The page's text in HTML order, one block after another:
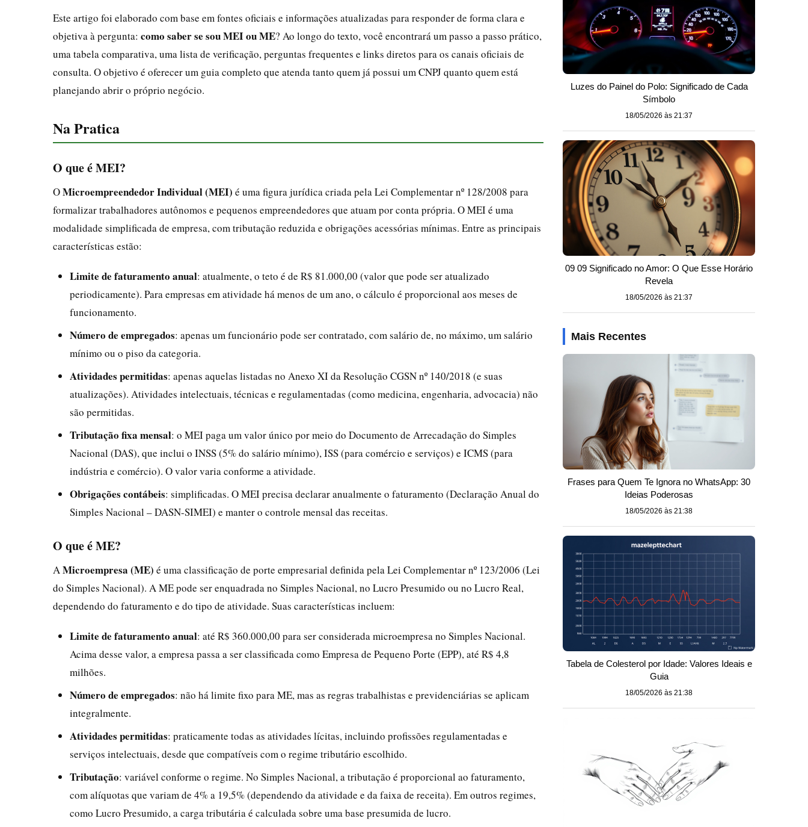
Este artigo foi elaborado com base em fontes oficiais e informações atualizadas para responder de forma clara e
objetiva à pergunta: como saber se sou MEI ou ME? Ao longo do texto, você encontrará um passo a passo prático,
uma tabela comparativa, uma lista de verificação, perguntas frequentes e links diretos para os canais oficiais de
consulta. O objetivo é oferecer um guia completo que atenda tanto quem já possui um CNPJ quanto quem está
planejando abrir o próprio negócio.
Na Pratica
O que é MEI?
OMicroempreendedor Individual (MEI) é uma figura jurídica criada pela Lei Complementar nº 128/2008 para
formalizar trabalhadores autônomos e pequenos empreendedores que atuam por conta própria. O MEI é uma
modalidade simplificada de empresa, com tributação reduzida e obrigações acessórias mínimas. Entre as principais
características estão:
Limite de faturamento anual: atualmente, o teto é de R$ 81.000,00 (valor que pode ser atualizado
periodicamente). Para empresas em atividade há menos de um ano, o cálculo é proporcional aos meses de
funcionamento.
Número de empregados: apenas um funcionário pode ser contratado, com salário de, no máximo, um salário
mínimo ou o piso da categoria.
Atividades permitidas: apenas aquelas listadas no Anexo XI da Resolução CGSN nº 140/2018 (e suas
atualizações). Atividades intelectuais, técnicas e regulamentadas (como medicina, engenharia, advocacia) não
são permitidas.
Tributação fixa mensal: o MEI paga um valor único por meio do Documento de Arrecadação do Simples
Nacional (DAS), que inclui o INSS (5% do salário mínimo), ISS (para comércio e serviços) e ICMS (para
indústria e comércio). O valor varia conforme a atividade.
Obrigações contábeis: simplificadas. O MEI precisa declarar anualmente o faturamento (Declaração Anual do
Simples Nacional – DASN-SIMEI) e manter o controle mensal das receitas.
O que é ME?
A Microempresa (ME) é uma classificação de porte empresarial definida pela Lei Complementar nº 123/2006 (Lei
do Simples Nacional). A ME pode ser enquadrada no Simples Nacional, no Lucro Presumido ou no Lucro Real,
dependendo do faturamento e do tipo de atividade. Suas características incluem:
Limite de faturamento anual: até R$ 360.000,00 para ser considerada microempresa no Simples Nacional.
Acima desse valor, a empresa passa a ser classificada como Empresa de Pequeno Porte (EPP), até R$ 4,8
milhões.
Número de empregados: não há limite fixo para ME, mas as regras trabalhistas e previdenciárias se aplicam
integralmente.
Atividades permitidas: praticamente todas as atividades lícitas, incluindo profissões regulamentadas e
serviços intelectuais, desde que compatíveis com o regime tributário escolhido.
Tributação: variável conforme o regime. No Simples Nacional, a tributação é proporcional ao faturamento,
com alíquotas que variam de 4% a 19,5% (dependendo da atividade e da faixa de receita). Em outros regimes,
como Lucro Presumido, a carga tributária é calculada sobre uma base presumida de lucro.
Luzes do Painel do Polo: Significado de Cada
Símbolo
18/05/2026 às 21:37
09 09 Significado no Amor: O Que Esse Horário
Revela
18/05/2026 às 21:37
Mais Recentes
Frases para Quem Te Ignora no WhatsApp: 30
Ideias Poderosas
18/05/2026 às 21:38
Tabela de Colesterol por Idade: Valores Ideais e
Guia
18/05/2026 às 21:38